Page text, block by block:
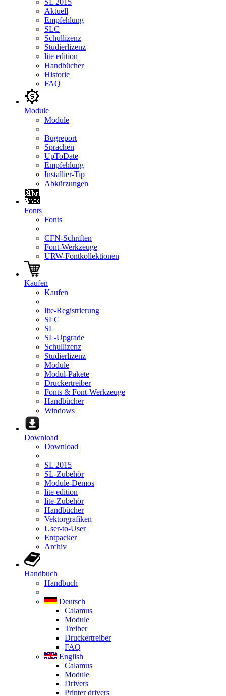
SL 2015
Aktuell
Empfehlung
SLC
Schullizenz
Studierlizenz
lite edition
Handbücher
Historie
FAQ
Module
Module
Bugreport
Sprachen
UpToDate
Empfehlung
Installier-Tip
Abkürzungen
Fonts
Fonts
CFN-Schriften
Font-Werkzeuge
URW-Fontkollektionen
Kaufen
Kaufen
lite-Registrierung
SLC
SL
SL-Upgrade
Schullizenz
Studierlizenz
Module
Modul-Pakete
Druckertreiber
Fonts & Font-Werkzeuge
Handbücher
Windows
Download
Download
SL 2015
SL-Zubehör
Module-Demos
lite edition
lite-Zubehör
Handbücher
Vektorgrafiken
User-to-User
Entpacker
Archiv
Handbuch
Handbuch
Deutsch
Calamus
Module
Treiber
Druckertreiber
FAQ
English
Calamus
Module
Drivers
Printer drivers